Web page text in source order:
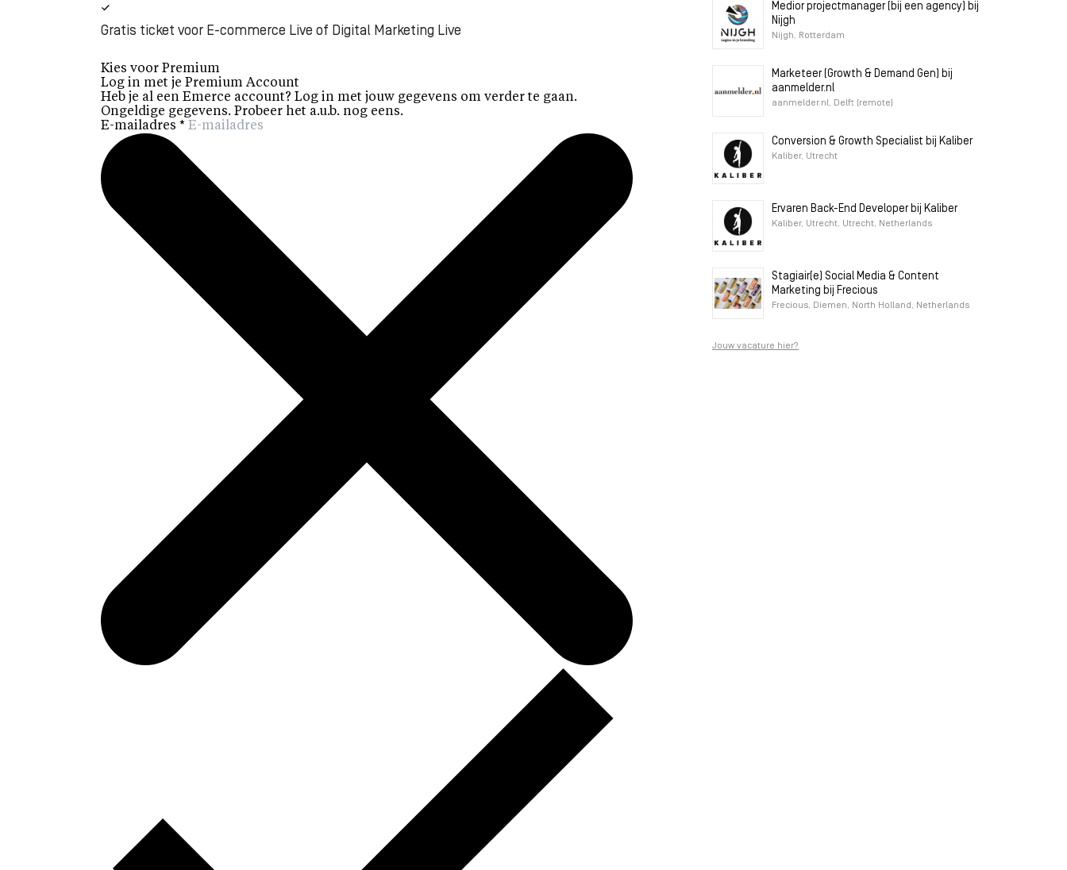
Gratis ticket voor E-commerce Live of Digital Marketing Live
Kies voor Premium
Log in met je Premium Account
Heb je al een Emerce account? Log in met jouw gegevens om verder te gaan.
Ongeldige gegevens. Probeer het a.u.b. nog eens.
E-mailadres *
Medior projectmanager (bij een agency) bij
Nijgh
Nijgh, Rotterdam
Marketeer (Growth & Demand Gen) bij
aanmelder.nl
aanmelder.nl, Delft (remote)
Conversion & Growth Specialist bij Kaliber
Kaliber, Utrecht
Ervaren Back-End Developer bij Kaliber
Kaliber, Utrecht, Utrecht, Netherlands
Stagiair(e) Social Media & Content
Marketing bij Frecious
Frecious, Diemen, North Holland, Netherlands
Jouw vacature hier?